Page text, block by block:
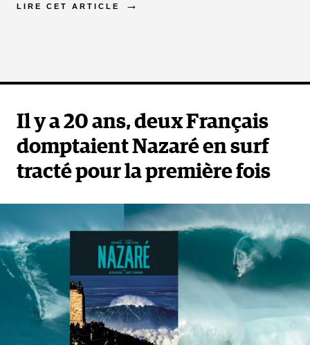
LIRE CET ARTICLE
Il y a 20 ans, deux Français
domptaient Nazaré en surf
tracté pour la première fois